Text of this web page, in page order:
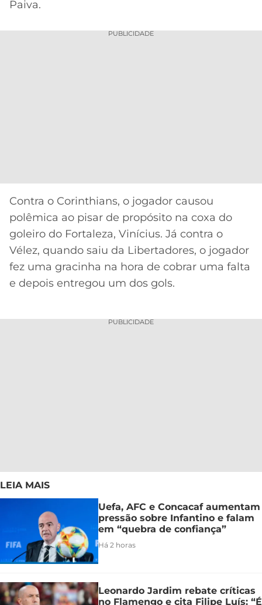
Paiva.
PUBLICIDADE
Contra o Corinthians, o jogador causou
polêmica ao pisar de propósito na coxa do
goleiro do Fortaleza, Vinícius. Já contra o
Vélez, quando saiu da Libertadores, o jogador
fez uma gracinha na hora de cobrar uma falta
e depois entregou um dos gols.
PUBLICIDADE
LEIA MAIS
Uefa, AFC e Concacaf aumentam
pressão sobre Infantino e falam
em “quebra de confiança”
Há 2 horas
Leonardo Jardim rebate críticas
no Flamengo e cita Filipe Luís: “É